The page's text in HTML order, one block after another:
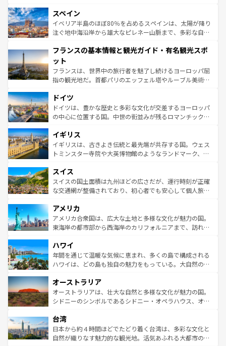
ろん、トスカーナの美しい田園風景やアマルフィ海岸の絶
景など、自然景観も見逃せない。観光の合間には、本場の
ピザやパスタなど、絶品のイタリア料理を堪能することも
ませてくれるイタリアで、忘れられない旅をしてみよう！
なお、新着のイタリア情報は
しい。
スペイン
イベリア半島のほぼ80％を占めるスペインは、太陽が降り
注ぐ地中海沿岸から雄大なピレネー山脈まで、多彩な自然
文化が根付くこの国では、情熱的なフラメンコ、熱気あふ
れる闘牛、そして美味しいタパスが生活の一部となってい
る。首都マドリードの洗練された雰囲気や、バルセロナの
アートに溢れた街角から、地方では古代ローマ遺跡や中世
せる。地方によって風土や気候が異なるスペインはその個
性で訪れる人を魅了する。 なお、新着のスペイン情報は コ
ンテンツ一覧を参照してほしい。
フランスの基本情報と観光ガイド・有名観光スポ
ット
フランスは、世界中の旅行者を魅了し続けるヨーロッパ屈
指の観光地だ。首都パリのエッフェル塔やルーブル美術館
で、幅広い魅力が詰まっている。華麗な宮殿、歴史的な大
聖堂、美しいビーチ、そして豊かな自然が、訪れる者を心
から魅了する。また、フランスは美食の国としても知ら
いる。シャンパンの発祥地であるランス、プロヴァンスの
香り高いラベンダー畑など、多彩な楽しみ方が可能だ。さ
らに、パリ以外の地域にも魅力が溢れており、どの街角に
れる地方に足を運ぶとそれぞれで全く異なる文化を体験で
きるだろう。 なお、新着のフランス情報はコンテンツ一覧
を参照してほしい。
ドイツ
ドイツは、豊かな歴史と多彩な文化が交差するヨーロッパ
の中心に位置する国。中世の街並みが残るロマンチック街
顔を持つこの国は、どこを歩いても飽きることがない。ベ
ルリンの文化的活気、バイエルン州のアルプスの絶景、そ
してライン川沿いのワイン畑といった風景は必見。ビール
は、お酒好きな人にはぜひ体験してほしい。 なお、新着の
ドイツ情報はコンテンツ一覧を参照してほしい。
イギリス
イギリスは、古きよき伝統と最先端が共存する国。ウェス
トミンスター寺院や大英博物館のようなランドマーク、歴
リアごとに異なる魅力がある。また、優雅なアフタヌーン
ティー、ビール好きにはたまらない英国パブ、サッカー観
戦など、本場だからこそできる体験も豊富。イギリスを旅
ンツ一覧を参照してほしい。
スイス
スイスの国土面積は九州ほどの広さだが、運行時刻が正確
な交通網が整備されており、初心者でも安心して個人旅行
の建物がそのまま残る町や、スイスならではのユニークな
博物館もあり、アルプス観光だけでなく町歩きも満喫する
ことができる。国民の所得が高いため物価も高いが、旅行
ば市内交通費無料で観光を楽しむこともできる。 なお、新
着のスイス情報はコンテンツ一覧 を参照してほしい。
アメリカ
アメリカ合衆国は、広大な土地と多様な文化が魅力の国。
東海岸の都市部から西海岸のカリフォルニアまで、訪れる
のような巨大都市は、観光、ショッピング、エンターテイ
ンメントが詰まった刺激的なスポットだ。一方、アメリカ
西部には大自然が広がり、グランドキャニオンやイエロー
部のニューオーリンズでは、音楽と美食が融合した独特の
文化が魅力。旅行者はアメリカの各地域で異なる魅力を楽
しみながら、その多様性と豊かな歴史を感じることができ
ならではの贅沢な旅のスタイルだ。 なお、新着のアメリカ
情報はコンテンツ一覧を参照してほしい。
ハワイ
年間を通じて温暖な気候に恵まれ、多くの島で構成される
ハワイは、どの島も独自の魅力をもっている。大自然の神
ワイ島は見逃せない。また、定番の観光地といえばオアフ
島だが、静かな自然を求めるならマウイ島やカウアイ島が
おすすめ。エメラルドグリーンに輝く海をはじめ、豊かな
れるおもてなしの心で訪れる人々を迎えてくれるハワイの
人々、おいしいローカルフードやハワイアンミュージッ
ク、伝統的なフラダンスなど、すべてがハワイの魅力を彩
オーストラリア
オーストラリアは、壮大な自然と多様な文化が魅力の国。
シドニーのシンボルであるシドニー・オペラハウス、オー
リアリーフや大陸中央部にそびえるウルル（エアーズロッ
ク）、タスマニアの美しい原生林やケアンズの熱帯雨林な
ど、見どころがたくさん。また、カフェやワイン、オージ
台湾
日本から約４時間ほどでたどり着く台湾は、多彩な文化と
自然が織りなす魅力的な観光地。活気あふれる大都市の台